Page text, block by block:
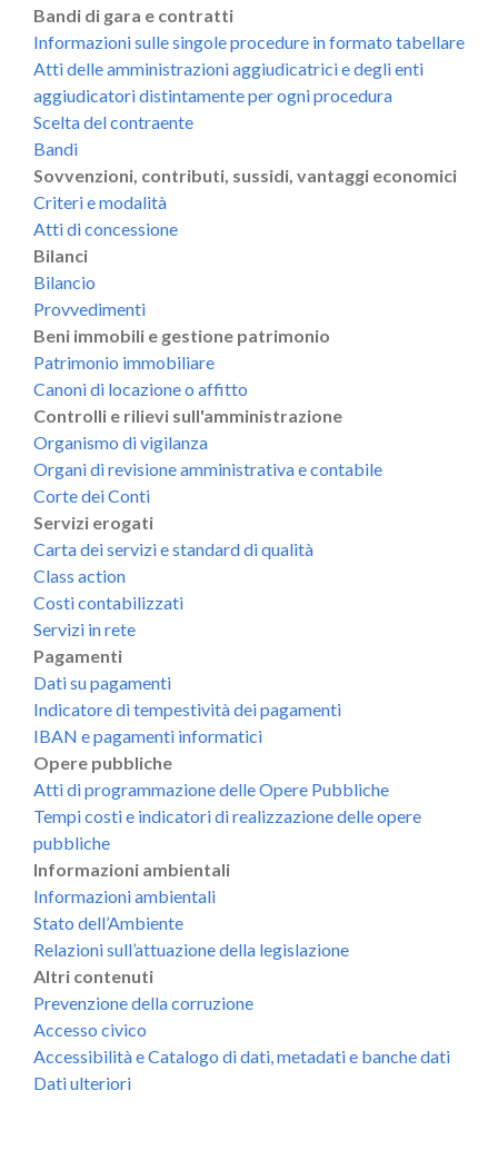
Bandi di gara e contratti
Informazioni sulle singole procedure in formato tabellare
Atti delle amministrazioni aggiudicatrici e degli enti
aggiudicatori distintamente per ogni procedura
Scelta del contraente
Bandi
Sovvenzioni, contributi, sussidi, vantaggi economici
Criteri e modalità
Atti di concessione
Bilanci
Bilancio
Provvedimenti
Beni immobili e gestione patrimonio
Patrimonio immobiliare
Canoni di locazione o affitto
Controlli e rilievi sull'amministrazione
Organismo di vigilanza
Organi di revisione amministrativa e contabile
Corte dei Conti
Servizi erogati
Carta dei servizi e standard di qualità
Class action
Costi contabilizzati
Servizi in rete
Pagamenti
Dati su pagamenti
Indicatore di tempestività dei pagamenti
IBAN e pagamenti informatici
Opere pubbliche
Atti di programmazione delle Opere Pubbliche
Tempi costi e indicatori di realizzazione delle opere
pubbliche
Informazioni ambientali
Informazioni ambientali
Stato dell’Ambiente
Relazioni sull’attuazione della legislazione
Altri contenuti
Prevenzione della corruzione
Accesso civico
Accessibilità e Catalogo di dati, metadati e banche dati
Dati ulteriori